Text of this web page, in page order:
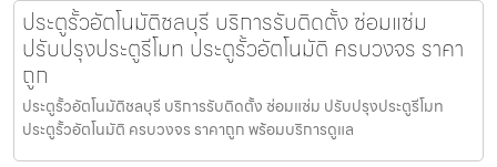
ประตูรั้วอัตโนมัติชลบุรี บริการรับติดตั้ง ซ่อมแซ่ม
ปรับปรุงประตูรีโมท ประตูรั้วอัตโนมัติ ครบวงจร ราคา
ถูก
ประตูรั้วอัตโนมัติชลบุรี บริการรับติดตั้ง ซ่อมแซ่ม ปรับปรุงประตูรีโมท
ประตูรั้วอัตโนมัติ ครบวงจร ราคาถูก พร้อมบริการดูแล